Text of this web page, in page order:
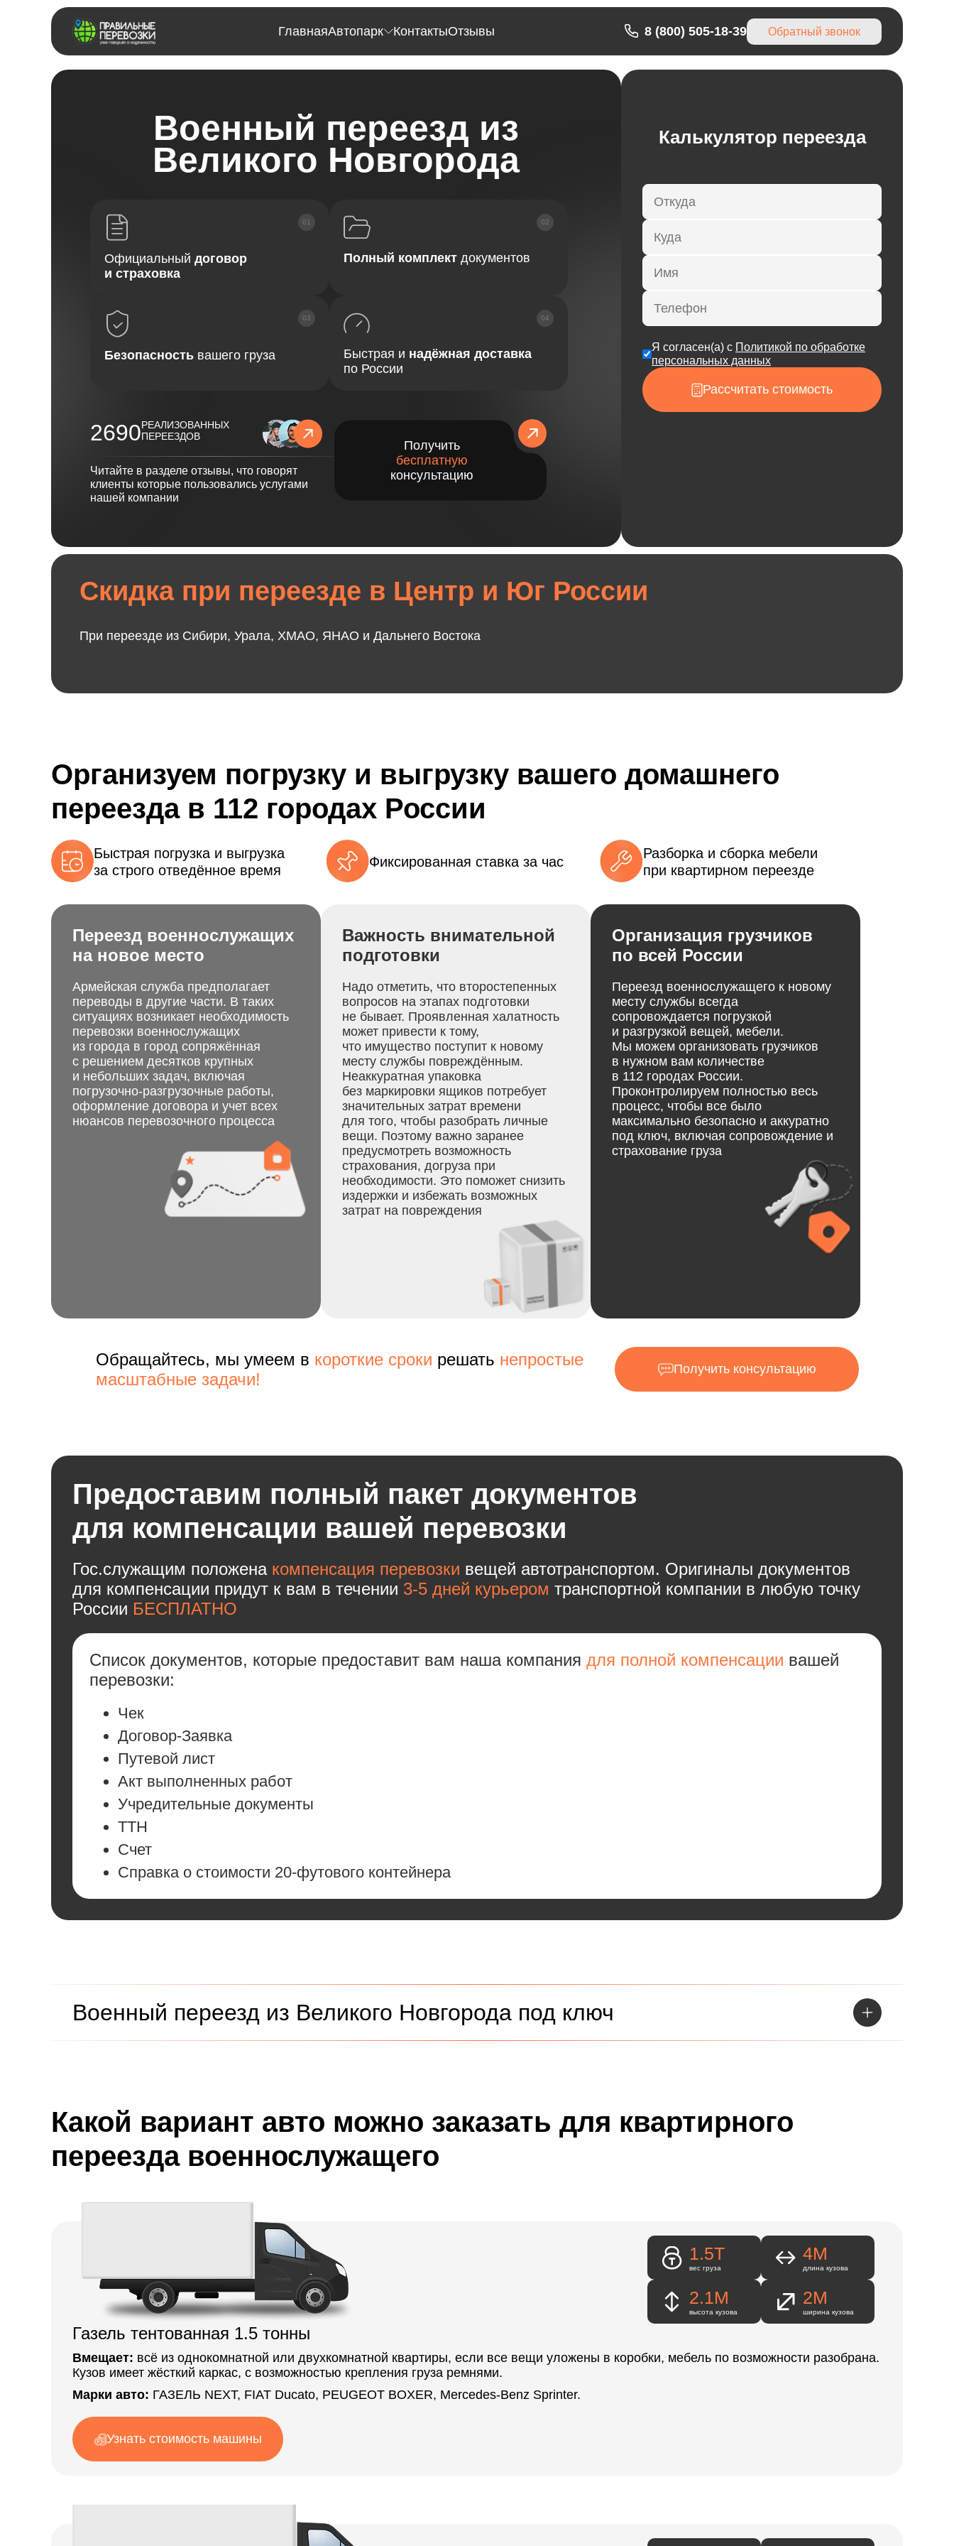
ГлавнаяАвтопарк КонтактыОтзывы 8 (800) 505-18-39 Обратный звонок
Военный переезд из
Великого Новгорода
Официальный договор
и страховка
Полный комплектдокументов
Безопасность вашего груза Быстрая и надёжная доставка
по России
2690РЕАЛИЗОВАННЫХ
ПЕРЕЕЗДОВ
Читайте в разделе отзывы, что говорят
клиенты которые пользовались услугами
нашей компании
Получить
бесплатную
консультацию
Калькулятор переезда
Я согласен(а) с Политикой по обработке
персональных данных
Рассчитать стоимость
Скидка при переезде в Центр и Юг России
При переезде из Сибири, Урала, ХМАО, ЯНАО и Дальнего Востока
Организуем погрузку и выгрузку вашего домашнего
переезда в 112 городах России
Быстрая погрузка и выгрузка
за строго отведённое время
Фиксированная ставка за час
Разборка и сборка мебели
при квартирном переезде
Переезд военнослужащих
на новое место
Армейская служба предполагает
переводы в другие части. В таких
ситуациях возникает необходимость
перевозки военнослужащих
из города в город сопряжённая
с решением десятков крупных
и небольших задач, включая
погрузочно-разгрузочные работы,
оформление договора и учет всех
нюансов перевозочного процесса
Важность внимательной
подготовки
Надо отметить, что второстепенных
вопросов на этапах подготовки
не бывает. Проявленная халатность
может привести к тому,
что имущество поступит к новому
месту службы повреждённым.
Неаккуратная упаковка
без маркировки ящиков потребует
значительных затрат времени
для того, чтобы разобрать личные
вещи. Поэтому важно заранее
предусмотреть возможность
страхования, догруза при
необходимости. Это поможет снизить
издержки и избежать возможных
затрат на повреждения
Организация грузчиков
по всей России
Переезд военнослужащего к новому
месту службы всегда
сопровождается погрузкой
и разгрузкой вещей, мебели.
Мы можем организовать грузчиков
в нужном вам количестве
в 112 городах России.
Проконтролируем полностью весь
процесс, чтобы все было
максимально безопасно и аккуратно
под ключ, включая сопровождение и
страхование груза
Обращайтесь, мы умеем в короткие сроки решать непростые
масштабные задачи!
Получить консультацию
Предоставим полный пакет документов
для компенсации вашей перевозки
Гос.служащим положена компенсация перевозки вещей автотранспортом. Оригиналы документов
для компенсации придут к вам в течении 3-5 дней курьером транспортной компании в любую точку
России БЕСПЛАТНО
Список документов, которые предоставит вам наша компания для полной компенсации вашей
перевозки:
Чек
Договор-Заявка
Путевой лист
Акт выполненных работ
Учредительные документы
ТТН
Счет
Cправка о стоимости 20-футового контейнера
Военный переезд из Великого Новгорода под ключ
Какой вариант авто можно заказать для квартирного
переезда военнослужащего
1.5Т
вес груза
4M
длина кузова
2.1М
высота кузова
2М
ширина кузова
Газель тентованная 1.5 тонны
Вмещает: всё из однокомнатной или двухкомнатной квартиры, если все вещи уложены в коробки, мебель по возможности разобрана.
Кузов имеет жёсткий каркас, с возможностью крепления груза ремнями.
Марки авто: ГАЗЕЛЬ NEXT, FIAT Ducato, PEUGEOT BOXER, Mercedes-Benz Sprinter.
Узнать стоимость машины